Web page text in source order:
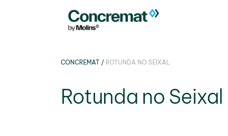
CONCREMAT / ROTUNDA NO SEIXAL
Rotunda no Seixal